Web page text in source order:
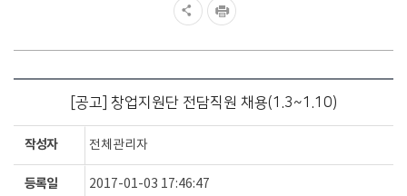
[공고] 창업지원단 전담직원 채용(1.3~1.10)
작성자 전체관리자
등록일 2017-01-03 17:46:47